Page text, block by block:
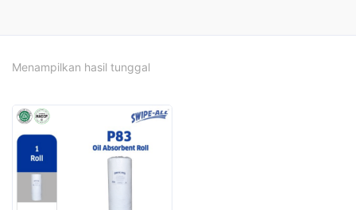
Menampilkan hasil tunggal